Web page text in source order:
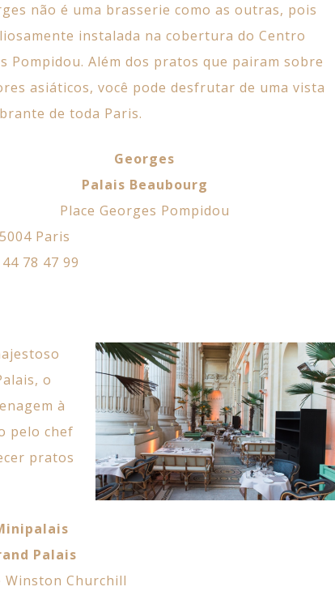
não é uma brasserie como as outras, pois
instalada na cobertura do Centro
Pompidou. Além dos pratos que pairam sobre
asiáticos, você pode desfrutar de uma vista
de toda Paris.
Georges
Palais Beaubourg
Place Georges Pompidou
Paris
78 47 99
o
à
pelo chef
pratos
Palais
Winston Churchill